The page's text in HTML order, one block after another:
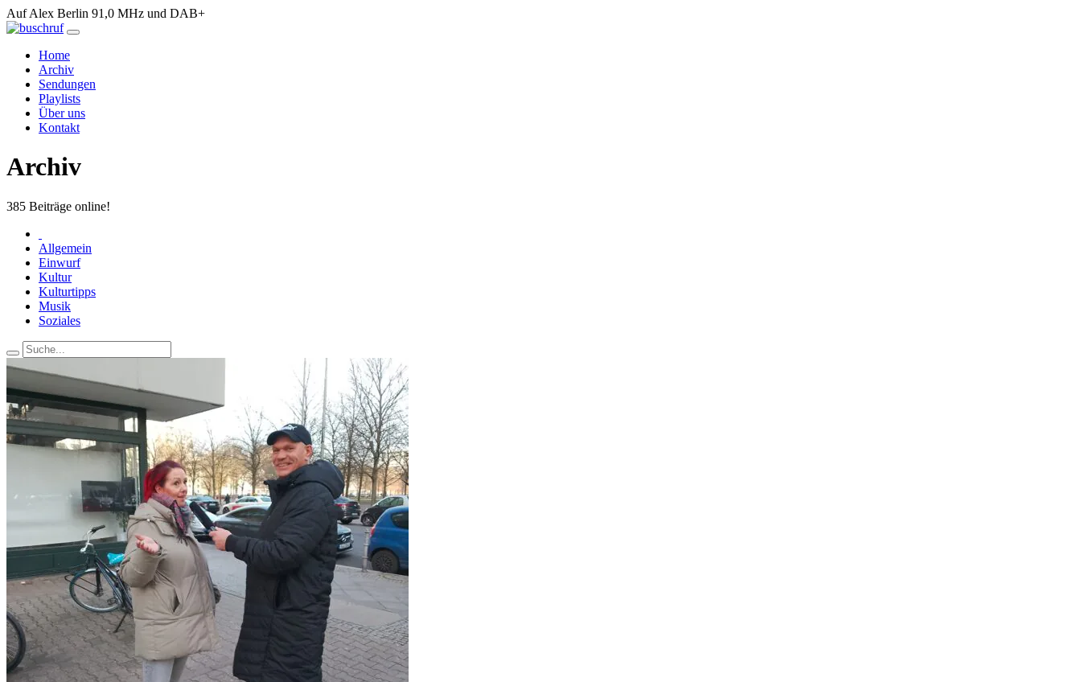
Auf Alex Berlin 91,0 MHz und DAB+
Home
Archiv
Sendungen
Playlists
Über uns
Kontakt
Archiv
385 Beiträge online!
Allgemein
Einwurf
Kultur
Kulturtipps
Musik
Soziales